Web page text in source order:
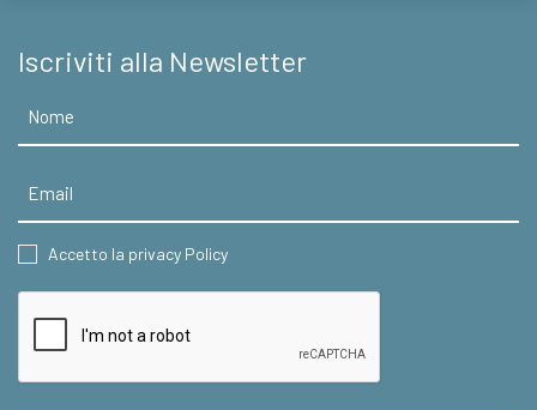
Iscriviti alla Newsletter
CONSENT
Accetto la privacy Policy